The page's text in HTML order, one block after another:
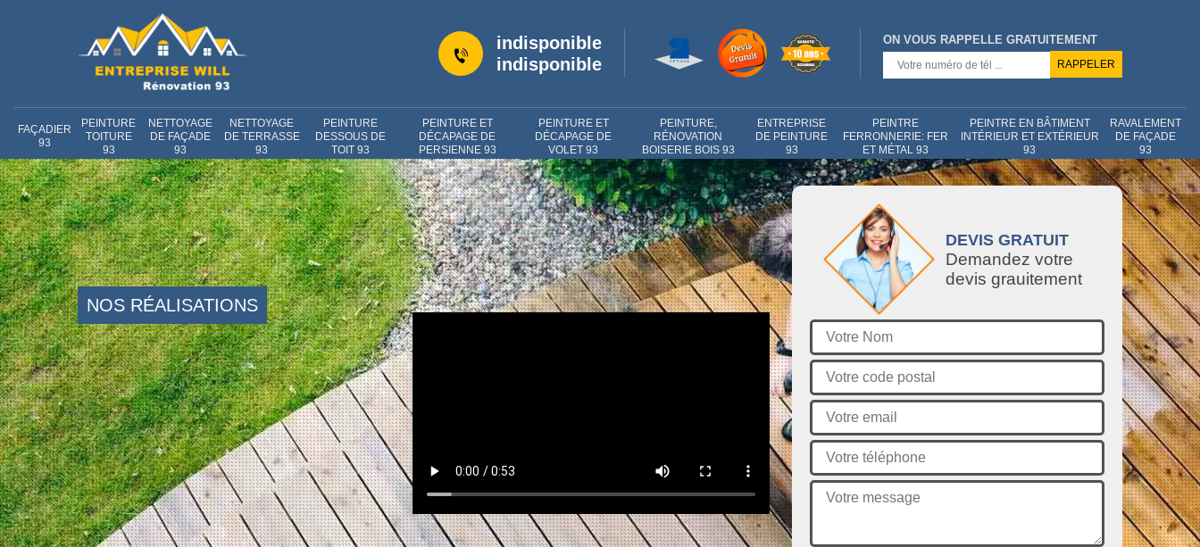
indisponible
indisponible
ON VOUS RAPPELLE GRATUITEMENT
FAÇADIER
93
PEINTURE
TOITURE
93
NETTOYAGE
DE FAÇADE
93
NETTOYAGE
DE TERRASSE
93
PEINTURE
DESSOUS DE
TOIT 93
PEINTURE ET
DÉCAPAGE DE
PERSIENNE 93
PEINTURE ET
DÉCAPAGE DE
VOLET 93
PEINTURE,
RÉNOVATION
BOISERIE BOIS 93
ENTREPRISE
DE PEINTURE
93
PEINTRE
FERRONNERIE: FER
ET MÉTAL 93
PEINTRE EN BÂTIMENT
INTÉRIEUR ET EXTÉRIEUR
93
RAVALEMENT
DE FAÇADE
93
NOS RÉALISATIONS
DEVIS GRATUIT
Demandez votre
devis grauitement